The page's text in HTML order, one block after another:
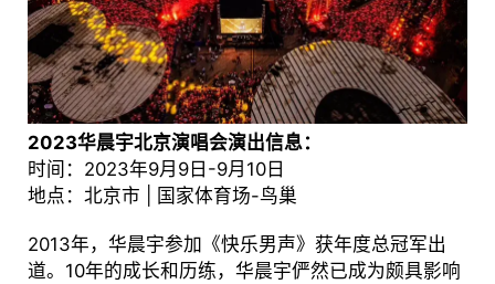
2023华晨宇北京演唱会演出信息：
时间：2023年9月9日-9月10日
地点：北京市 | 国家体育场-鸟巢
2013年，华晨宇参加《快乐男声》获年度总冠军出
道。10年的成长和历练，华晨宇俨然已成为颇具影响